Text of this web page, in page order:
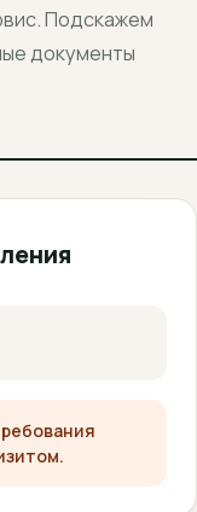
Подскажем
документы